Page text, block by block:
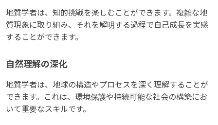
地質学者は、知的挑戦を楽しむことができます。複雑な地
質現象に取り組み、それを解明する過程で自己成長を実感
することができます。
自然理解の深化
地質学者は、地球の構造やプロセスを深く理解することが
できます。これは、環境保護や持続可能な社会の構築にお
いて重要なスキルです。